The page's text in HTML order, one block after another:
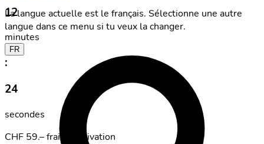
La langue actuelle est le français. Sélectionne une autre
langue dans ce menu si tu veux la changer.
FR
12
minutes
:
24
secondes
CHF 59.– frais d'activation